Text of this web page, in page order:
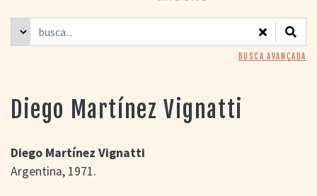
> GRADE SEMANAL
> PREÇOS E
DESCONTOS
PORTAL DO
CINEMA GAÚCHO
> BUSCA AVANÇADA
> LISTA DE FILMES
BUSCA AVANÇADA
Diego Martínez Vignatti
Diego Martínez Vignatti
Argentina, 1971.